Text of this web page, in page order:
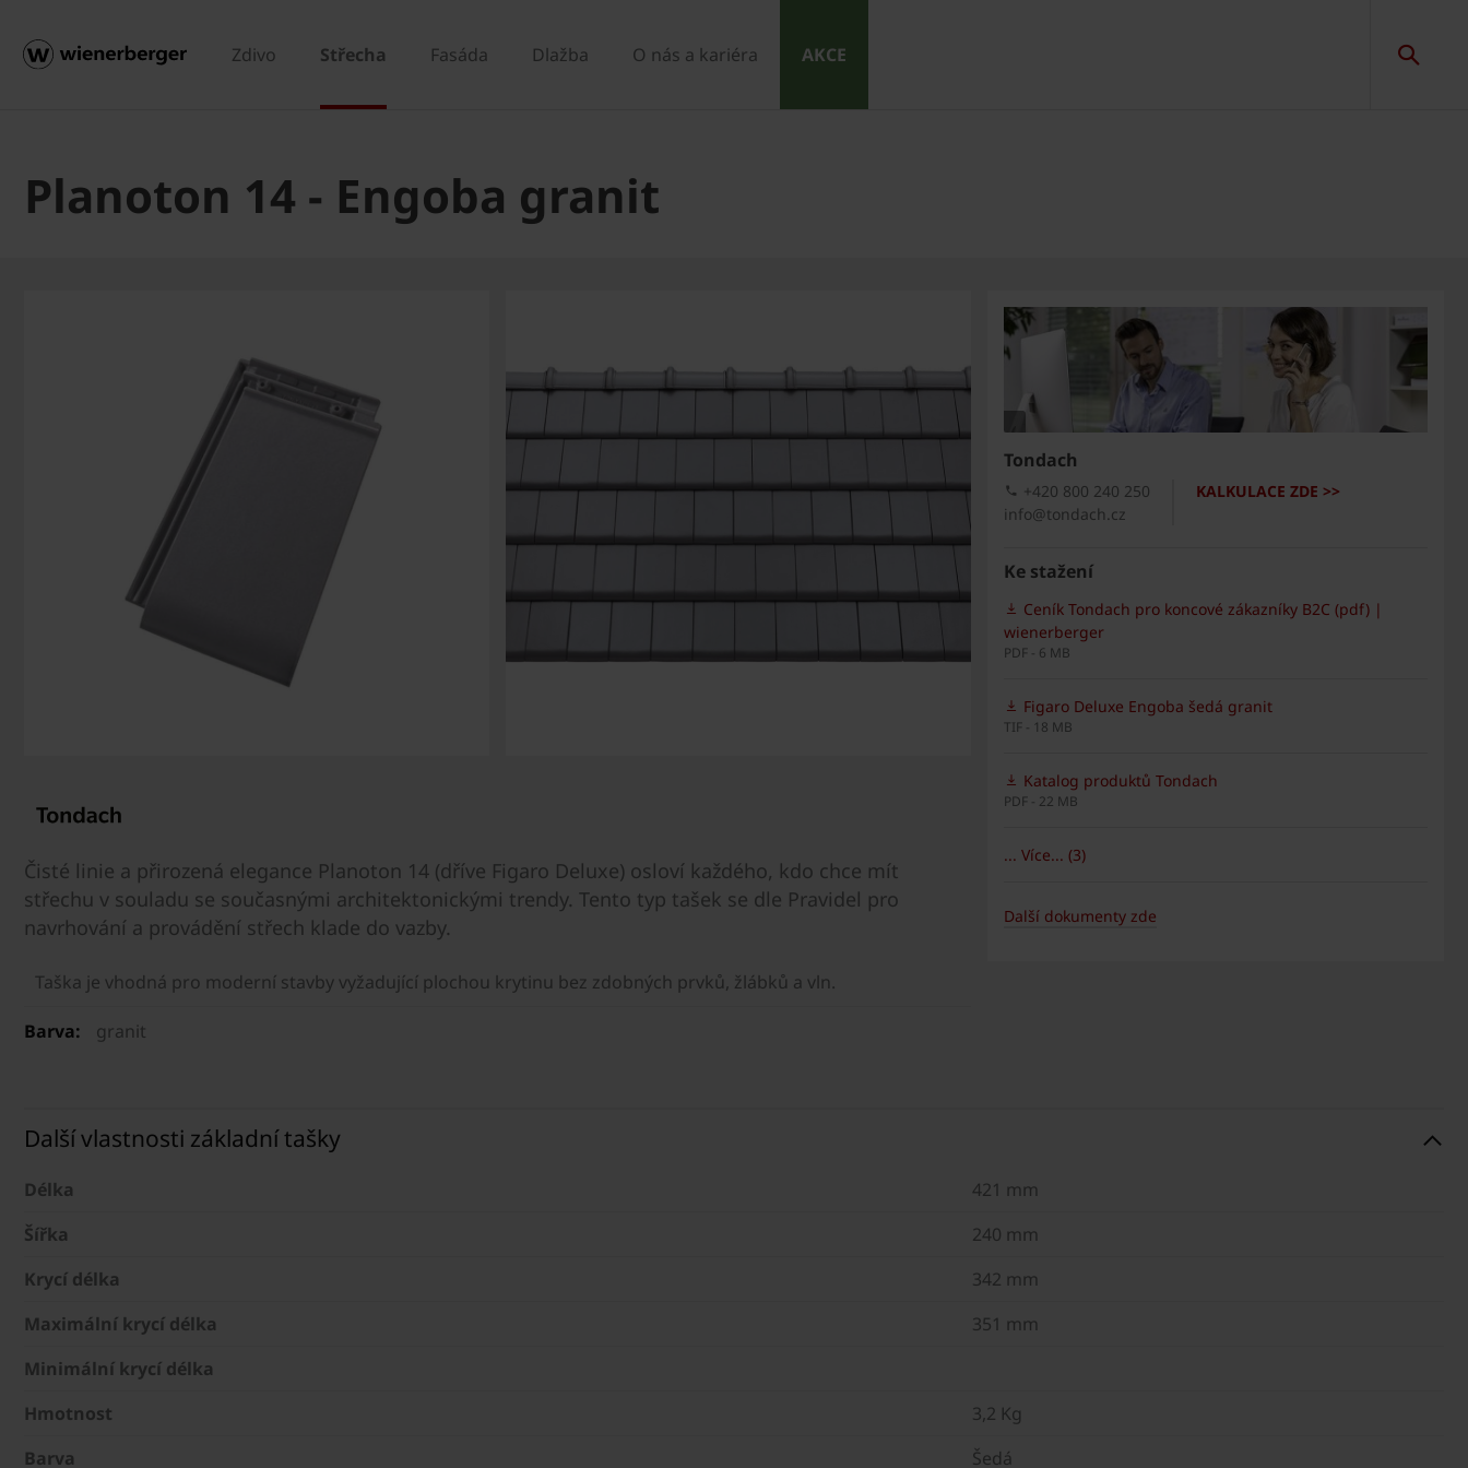
Zdivo Střecha Fasáda Dlažba O nás a kariéra AKCE
Planoton 14 - Engoba granit
Čisté linie a přirozená elegance Planoton 14 (dříve Figaro Deluxe) osloví každého, kdo chce mít
střechu v souladu se současnými architektonickými trendy. Tento typ tašek se dle Pravidel pro
navrhování a provádění střech klade do vazby.
Taška je vhodná pro moderní stavby vyžadující plochou krytinu bez zdobných prvků, žlábků a vln.
Barva: granit
Tondach
KALKULACE ZDE >>
+420 800 240 250
info@tondach.cz
Ke stažení
Ceník Tondach pro koncové zákazníky B2C (pdf) |
wienerberger
PDF - 6 MB
Figaro Deluxe Engoba šedá granit
TIF - 18 MB
Katalog produktů Tondach
PDF - 22 MB
... Více... (3)
Další dokumenty zde
Další vlastnosti základní tašky
Délka
421 mm
Šířka
240 mm
Krycí délka
342 mm
Maximální krycí délka
351 mm
Minimální krycí délka
Hmotnost
3,2 Kg
Barva
Šedá